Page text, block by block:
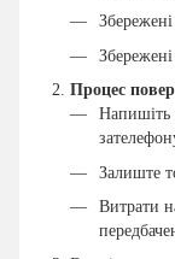
Процес
Напишіть
Залиште
Витрати